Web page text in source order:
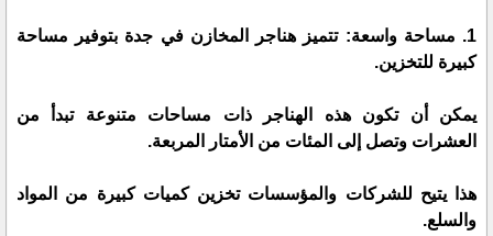
1. مساحة واسعة: تتميز هناجر المخازن في جدة بتوفير مساحة
كبيرة للتخزين.
يمكن أن تكون هذه الهناجر ذات مساحات متنوعة تبدأ من
العشرات وتصل إلى المئات من الأمتار المربعة.
هذا يتيح للشركات والمؤسسات تخزين كميات كبيرة من المواد
والسلع.